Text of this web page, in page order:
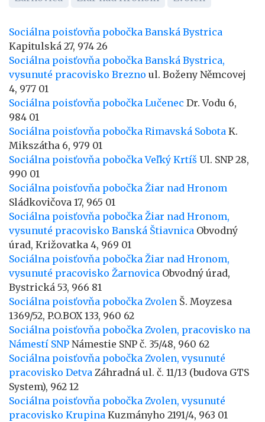
Sociálna poisťovňa pobočka Banská Bystrica
Kapitulská 27, 974 26
Sociálna poisťovňa pobočka Banská Bystrica,
vysunuté pracovisko Brezno ul. Boženy Němcovej
4, 977 01
Sociálna poisťovňa pobočka Lučenec Dr. Vodu 6,
984 01
Sociálna poisťovňa pobočka Rimavská Sobota K.
Mikszátha 6, 979 01
Sociálna poisťovňa pobočka Veľký Krtíš Ul. SNP 28,
990 01
Sociálna poisťovňa pobočka Žiar nad Hronom
Sládkovičova 17, 965 01
Sociálna poisťovňa pobočka Žiar nad Hronom,
vysunuté pracovisko Banská Štiavnica Obvodný
úrad, Križovatka 4, 969 01
Sociálna poisťovňa pobočka Žiar nad Hronom,
vysunuté pracovisko Žarnovica Obvodný úrad,
Bystrická 53, 966 81
Sociálna poisťovňa pobočka Zvolen Š. Moyzesa
1369/52, P.O.BOX 133, 960 62
Sociálna poisťovňa pobočka Zvolen, pracovisko na
Námestí SNP Námestie SNP č. 35/48, 960 62
Sociálna poisťovňa pobočka Zvolen, vysunuté
pracovisko Detva Záhradná ul. č. 11/13 (budova GTS
System), 962 12
Sociálna poisťovňa pobočka Zvolen, vysunuté
pracovisko Krupina Kuzmányho 2191/4, 963 01